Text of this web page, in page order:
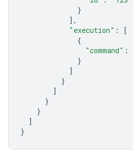
}
],
"execution" :
[
{
"command" :
}
]
}
]
}
}
]
}